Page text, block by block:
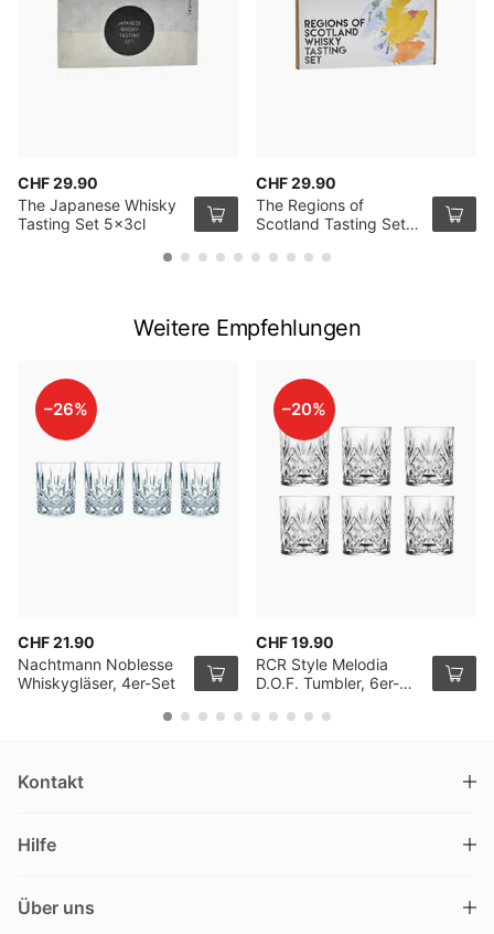
CHF 29.90
The Japanese Whisky
Tasting Set 5x3cl
CHF 29.90
The Regions of
Scotland Tasting Set
Weitere Empfehlungen
–26%
CHF 21.90
Nachtmann Noblesse
Whiskygläser, 4er-Set
–20%
CHF 19.90
RCR Style Melodia
D.O.F. Tumbler, 6er-
Kontakt
Nüschelerstrasse 35
Schweiz
Hilfe
Über uns